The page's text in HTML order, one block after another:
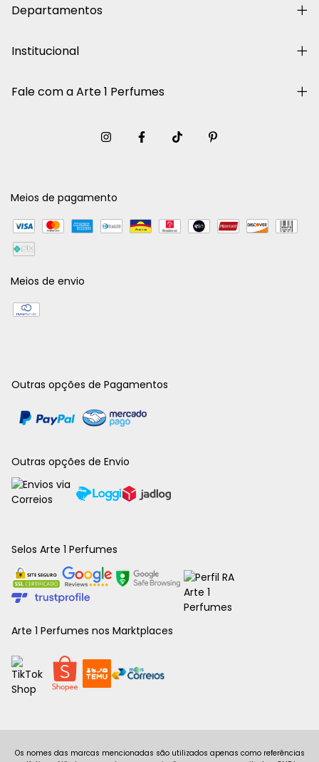
Departamentos
Institucional
Fale com a Arte 1 Perfumes
Meios de pagamento
Meios de envio
Outras opções de Pagamentos
Outras opções de Envio
Selos Arte 1 Perfumes
Arte 1 Perfumes nos Marktplaces